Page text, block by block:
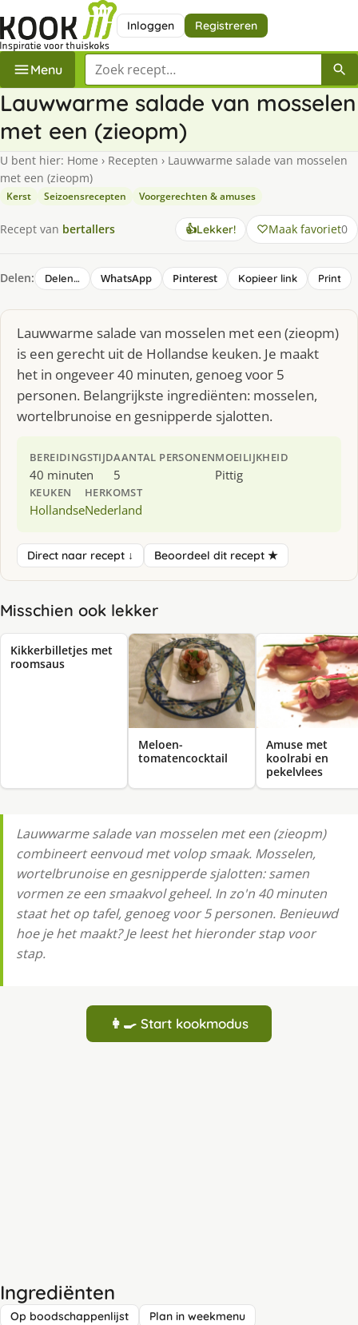
Inloggen Registreren
Menu Zoek een recept
Lauwwarme salade van mosselen
met een (zieopm)
U bent hier: Home › Recepten › Lauwwarme salade van mosselen
met een (zieopm)
Kerst Seizoensrecepten Voorgerechten & amuses
Recept van bertallers 👍Lekker! Maak favoriet0
Delen: Delen… WhatsApp Pinterest Kopieer link Print
Lauwwarme salade van mosselen met een (zieopm)
is een gerecht uit de Hollandse keuken. Je maakt
het in ongeveer 40 minuten, genoeg voor 5
personen. Belangrijkste ingrediënten: mosselen,
wortelbrunoise en gesnipperde sjalotten.
BEREIDINGSTIJD
40 minuten
AANTAL PERSONEN
5
MOEILIJKHEID
Pittig
KEUKEN
Hollandse
HERKOMST
Nederland
Direct naar recept ↓ Beoordeel dit recept ★
Misschien ook lekker
Kikkerbilletjes met
roomsaus
Meloen-
tomatencocktail
Amuse met
koolrabi en
pekelvlees
Lauwwarme salade van mosselen met een (zieopm)
combineert eenvoud met volop smaak. Mosselen,
wortelbrunoise en gesnipperde sjalotten: samen
vormen ze een smaakvol geheel. In zo'n 40 minuten
staat het op tafel, genoeg voor 5 personen. Benieuwd
hoe je het maakt? Je leest het hieronder stap voor
stap.
👩‍🍳 Start kookmodus
Ingrediënten
Op boodschappenlijst Plan in weekmenu